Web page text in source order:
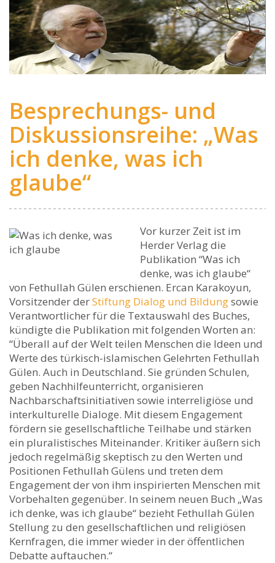
Besprechungs- und
Diskussionsreihe: „Was
ich denke, was ich
glaube“
Vor kurzer Zeit ist im
Herder Verlag die
Publikation “Was ich
denke, was ich glaube“
von Fethullah Gülen erschienen. Ercan Karakoyun,
Vorsitzender derStiftung Dialog und Bildungsowie
Verantwortlicher für die Textauswahl des Buches,
kündigte die Publikation mit folgenden Worten an:
“Überall auf der Welt teilen Menschen die Ideen und
Werte des türkisch-islamischen Gelehrten Fethullah
Gülen. Auch in Deutschland. Sie gründen Schulen,
geben Nachhilfeunterricht, organisieren
Nachbarschaftsinitiativen sowie interreligiöse und
interkulturelle Dialoge. Mit diesem Engagement
fördern sie gesellschaftliche Teilhabe und stärken
ein pluralistisches Miteinander. Kritiker äußern sich
jedoch regelmäßig skeptisch zu den Werten und
Positionen Fethullah Gülens und treten dem
Engagement der von ihm inspirierten Menschen mit
Vorbehalten gegenüber. In seinem neuen Buch „Was
ich denke, was ich glaube“ bezieht Fethullah Gülen
Stellung zu den gesellschaftlichen und religiösen
Kernfragen, die immer wieder in der öffentlichen
Debatte auftauchen.“